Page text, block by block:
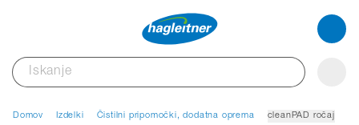
Domov Izdelki Čistilni pripomočki, dodatna oprema cleanPAD ročaj